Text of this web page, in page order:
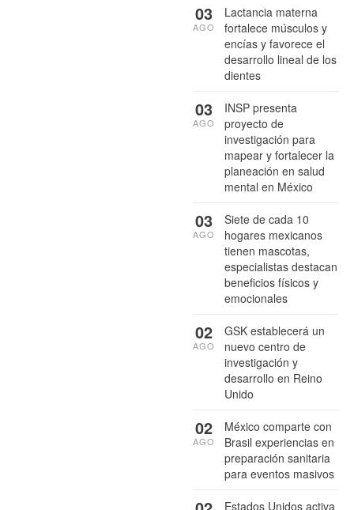
Lactancia materna
fortalece músculos y
encías y favorece el
desarrollo lineal de los
dientes
03
AGO
INSP presenta
proyecto de
investigación para
mapear y fortalecer la
planeación en salud
mental en México
03
AGO
Siete de cada 10
hogares mexicanos
tienen mascotas,
especialistas destacan
beneficios físicos y
emocionales
03
AGO
GSK establecerá un
nuevo centro de
investigación y
desarrollo en Reino
Unido
02
AGO
México comparte con
Brasil experiencias en
preparación sanitaria
para eventos masivos
02
AGO
Estados Unidos activa